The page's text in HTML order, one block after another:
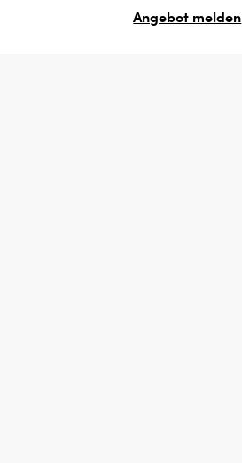
Angebot melden